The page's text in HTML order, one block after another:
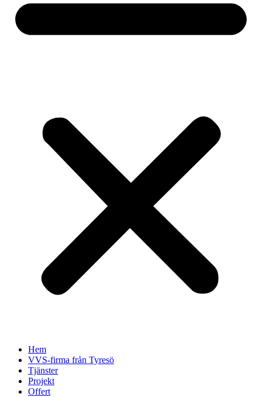
Hem
VVS-firma från Tyresö
Tjänster
Projekt
Offert